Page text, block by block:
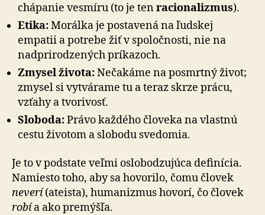
chápanie vesmíru (to je tenracionalizmus).
Etika:Morálka je postavená na ľudskej
empatii a potrebe žiť v spoločnosti, nie na
nadprirodzených príkazoch.
Zmysel života:Nečakáme na posmrtný život;
zmysel si vytvárame tu a teraz skrze prácu,
vzťahy a tvorivosť.
Sloboda:Právo každého človeka na vlastnú
cestu životom a slobodu svedomia.
Je to v podstate veľmi oslobodzujúca definícia.
Namiesto toho, aby sa hovorilo, čomu človek
neverí(ateista), humanizmus hovorí, čo človek
robía ako premýšľa.